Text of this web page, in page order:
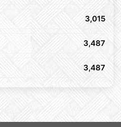
3,015
3,487
3,487